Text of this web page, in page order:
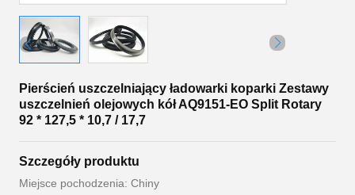
Pierścień uszczelniający ładowarki koparki Zestawy
uszczelnień olejowych kół AQ9151-EO Split Rotary
92 * 127,5 * 10,7 / 17,7
Szczegóły produktu
Miejsce pochodzenia: Chiny